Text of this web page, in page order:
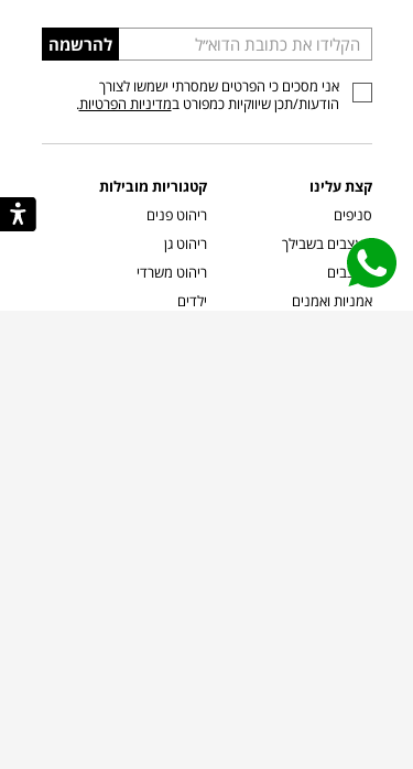
הכניסו
כתובת
דוא”ל
להרשמה
אני מסכים כי הפרטים שמסרתי ישמשו לצורך
הודעות/תכן שיווקיות כמפורט במדיניות הפרטיות.
קצת עלינו
סניפים
מעצבים בשבילך
מעצבים
אמניות ואמנים
קטגוריות מובילות
ריהוט פנים
ריהוט גן
ריהוט משרדי
ילדים